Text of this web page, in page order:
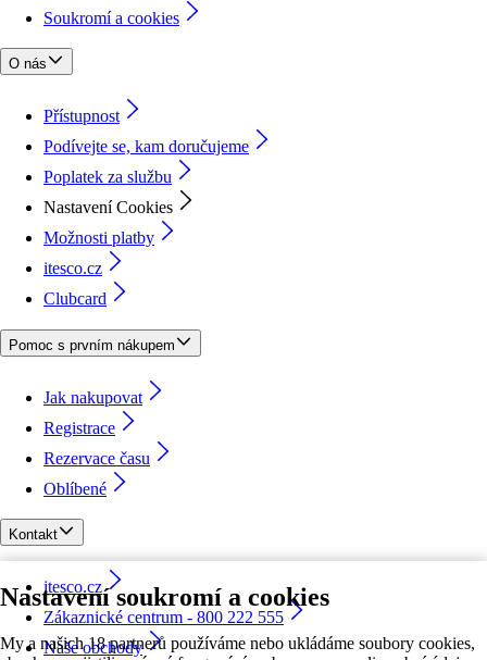
Nastavení soukromí a cookies
My a našich 18 partnerů používáme nebo ukládáme soubory cookies,
Soukromí a cookies
O nás
Přístupnost
Podívejte se, kam doručujeme
Poplatek za službu
Nastavení Cookies
Možnosti platby
itesco.cz
Clubcard
Pomoc s prvním nákupem
Jak nakupovat
Registrace
Rezervace času
Oblíbené
Kontakt
itesco.cz
Zákaznické centrum - 800 222 555
Naše obchody